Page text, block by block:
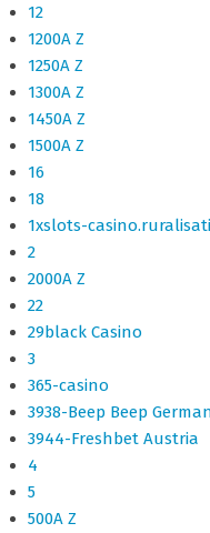
12
1200A Z
1250A Z
1300A Z
1450A Z
1500A Z
16
18
1xslots-
2
2000A Z
22
29black Casino
3
365-casino
3938-Beep Beep
3944-Freshbet Austria
4
5
500A Z